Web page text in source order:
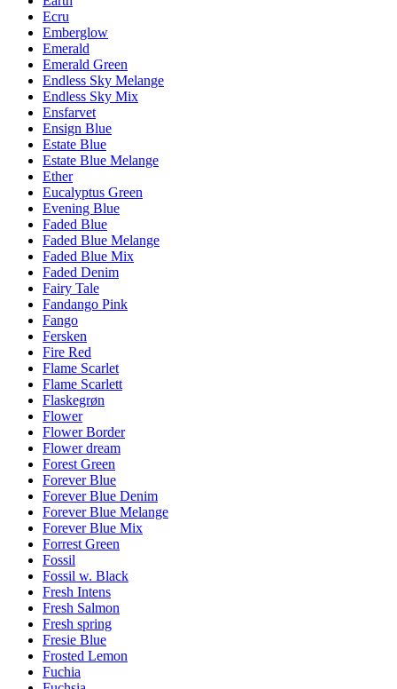
Ecru
Emberglow
Emerald
Emerald Green
Endless Sky Melange
Endless Sky Mix
Ensfarvet
Ensign Blue
Estate Blue
Estate Blue Melange
Ether
Eucalyptus Green
Evening Blue
Faded Blue
Faded Blue Melange
Faded Blue Mix
Faded Denim
Fairy Tale
Fandango Pink
Fango
Fersken
Fire Red
Flame Scarlet
Flame Scarlett
Flaskegrøn
Flower
Flower Border
Flower dream
Forest Green
Forever Blue
Forever Blue Denim
Forever Blue Melange
Forever Blue Mix
Forrest Green
Fossil
Fossil w. Black
Fresh Intens
Fresh Salmon
Fresh spring
Fresie Blue
Frosted Lemon
Fuchia